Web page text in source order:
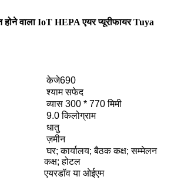
होने वाला IoT HEPA एयर प्यूरीफायर Tuya
केजे690
श्याम सफेद
व्यास 300 * 770 मिमी
9.0 किलोग्राम
धातु
ज़मीन
घर; कार्यालय; बैठक कक्ष; सम्मेलन
कक्ष; होटल
एयरडॉव या ओईएम